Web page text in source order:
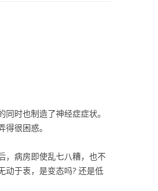
时也制造了神经症症状。
很困惑。
，病房即使乱七八糟，也不
动于衷，是变态吗? 还是低